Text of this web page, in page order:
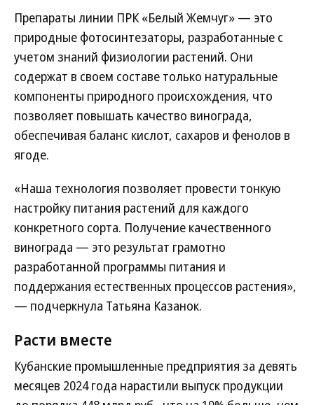
Препараты линии ПРК «Белый Жемчуг» — это
природные фотосинтезаторы, разработанные с
учетом знаний физиологии растений. Они
содержат в своем составе только натуральные
компоненты природного происхождения, что
позволяет повышать качество винограда,
обеспечивая баланс кислот, сахаров и фенолов в
ягоде.
«Наша технология позволяет провести тонкую
настройку питания растений для каждого
конкретного сорта. Получение качественного
винограда — это результат грамотно
разработанной программы питания и
поддержания естественных процессов растения»,
— подчеркнула Татьяна Казанок.
Расти вместе
Кубанские промышленные предприятия за девять
месяцев 2024 года нарастили выпуск продукции